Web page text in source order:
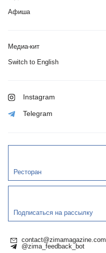
Афиша
Медиа-кит
Switch to English
Instagram
Telegram
Ресторан
Подписаться на рассылку
contact@zimamagazine.com
@zima_feedback_bot